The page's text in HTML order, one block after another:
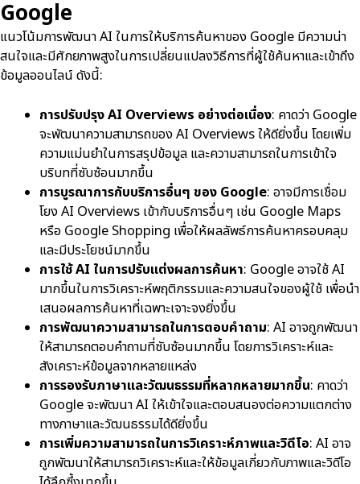
Google
แนวโน้มการพัฒนา AI ในการให้บริการค้นหาของ Google มีความน่า
สนใจและมีศักยภาพสูงในการเปลี่ยนแปลงวิธีการที่ผู้ใช้ค้นหาและเข้าถึง
ข้อมูลออนไลน์ ดังนี้:
การปรับปรุง AI Overviews อย่างต่อเนื่อง: คาดว่า Google
จะพัฒนาความสามารถของ AI Overviews ให้ดียิ่งขึ้น โดยเพิ่ม
ความแม่นยำในการสรุปข้อมูล และความสามารถในการเข้าใจ
บริบทที่ซับซ้อนมากขึ้น
การบูรณาการกับบริการอื่นๆ ของ Google: อาจมีการเชื่อม
โยง AI Overviews เข้ากับบริการอื่นๆ เช่น Google Maps
หรือ Google Shopping เพื่อให้ผลลัพธ์การค้นหาครอบคลุม
และมีประโยชน์มากขึ้น
การใช้ AI ในการปรับแต่งผลการค้นหา: Google อาจใช้ AI
มากขึ้นในการวิเคราะห์พฤติกรรมและความสนใจของผู้ใช้ เพื่อนำ
เสนอผลการค้นหาที่เฉพาะเจาะจงยิ่งขึ้น
การพัฒนาความสามารถในการตอบคำถาม: AI อาจถูกพัฒนา
ให้สามารถตอบคำถามที่ซับซ้อนมากขึ้น โดยการวิเคราะห์และ
สังเคราะห์ข้อมูลจากหลายแหล่ง
การรองรับภาษาและวัฒนธรรมที่หลากหลายมากขึ้น: คาดว่า
Google จะพัฒนา AI ให้เข้าใจและตอบสนองต่อความแตกต่าง
ทางภาษาและวัฒนธรรมได้ดียิ่งขึ้น
การเพิ่มความสามารถในการวิเคราะห์ภาพและวิดีโอ: AI อาจ
ถูกพัฒนาให้สามารถวิเคราะห์และให้ข้อมูลเกี่ยวกับภาพและวิดีโอ